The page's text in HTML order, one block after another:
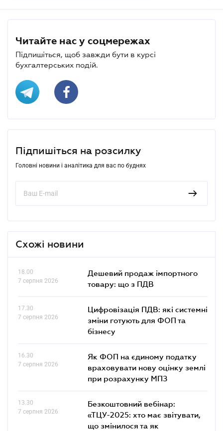
Читайте нас у соцмережах
Підпишіться, щоб завжди бути в курсі
бухгалтерських подій.
Підпишіться на розсилку
Головні новини і аналітика для вас по буднях
Схожі новини
18.00
7 серпня 2026
Дешевий продаж імпортного
товару: що з ПДВ
17.30
7 серпня 2026
Цифровізація ПДВ: які системні
зміни готують для ФОП та
бізнесу
16.30
7 серпня 2026
Як ФОП на єдиному податку
враховувати нову оцінку землі
при розрахунку МПЗ
13.30
7 серпня 2026
Безкоштовний вебінар:
«ТЦУ-2025: хто має звітувати,
що змінилося та як